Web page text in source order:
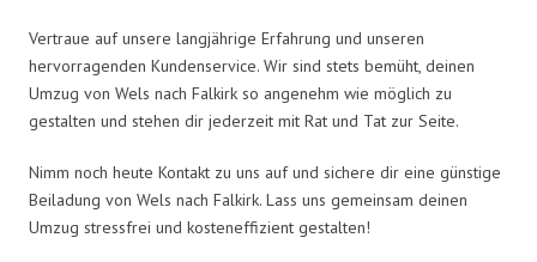
Vertraue auf unsere langjährige Erfahrung und unseren
hervorragenden Kundenservice. Wir sind stets bemüht, deinen
Umzug von Wels nach Falkirk so angenehm wie möglich zu
gestalten und stehen dir jederzeit mit Rat und Tat zur Seite.
Nimm noch heute Kontakt zu uns auf und sichere dir eine günstige
Beiladung von Wels nach Falkirk. Lass uns gemeinsam deinen
Umzug stressfrei und kosteneffizient gestalten!